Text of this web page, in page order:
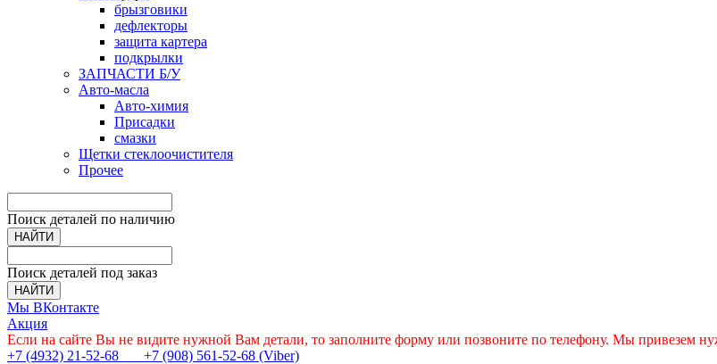
брызговики
дефлекторы
защита картера
подкрылки
ЗАПЧАСТИ Б/У
Авто-масла
Авто-химия
Присадки
смазки
Щетки стеклоочистителя
Прочее
Поиск деталей по наличию
НАЙТИ
Поиск деталей под заказ
НАЙТИ
Мы ВКонтакте
Акция
Если на сайте Вы не видите нужной Вам детали, то заполните форму или позвоните по телефону. Мы привезем
+7 (4932) 21-52-68
+7 (908) 561-52-68 (Viber)